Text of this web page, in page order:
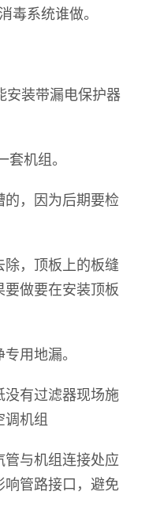
毒系统谁做。
安装带漏电保护器
套机组。
的，因为后期要检
除，顶板上的板缝
要做要在安装顶板
用地漏。
没有过滤器现场施
调机组
管与机组连接处应
响管路接口，避免